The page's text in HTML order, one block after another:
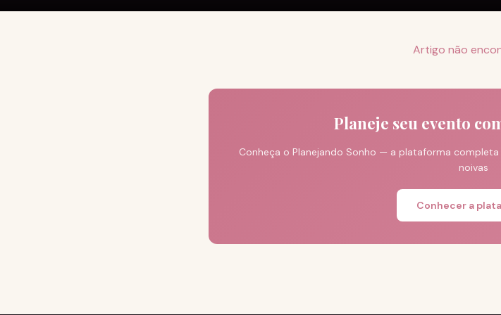
Artigo não
Planeje seu evento
Conheça o Planejando Sonho — a plataforma
noivas
Conhecer a